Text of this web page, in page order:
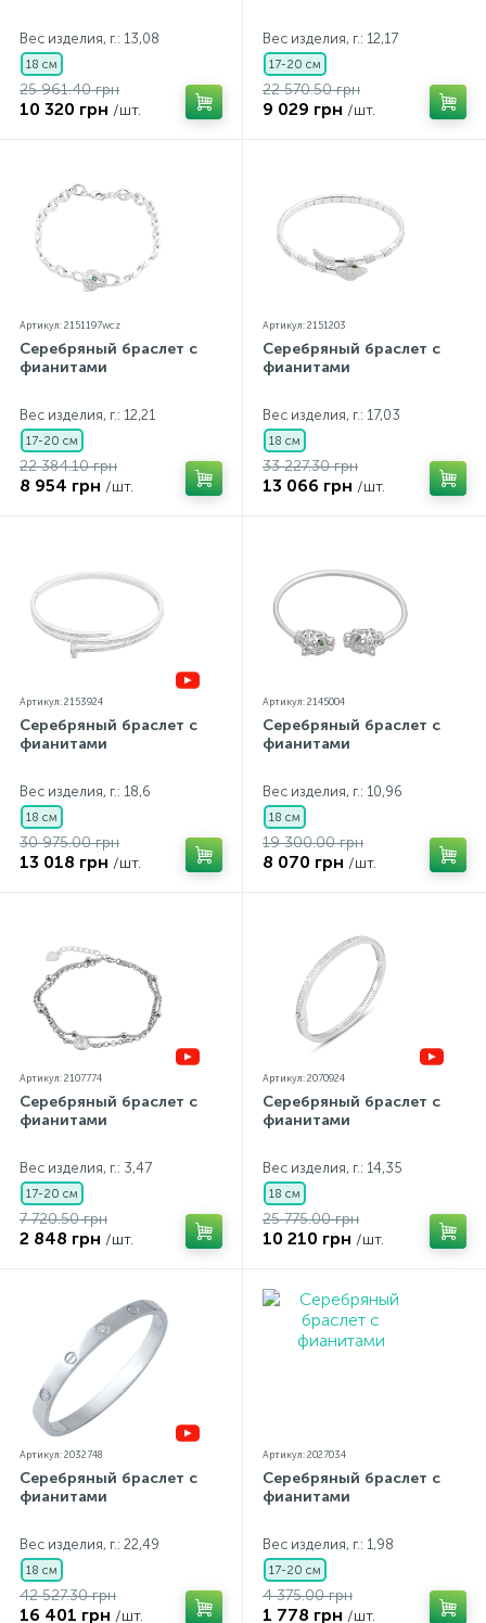
Вес изделия, г.: 13,08
18 см
25 961.40 грн
10 320 грн /шт.
Вес изделия, г.: 12,17
17-20 см
22 570.50 грн
9 029 грн /шт.
Артикул: 2151197wcz
Серебряный браслет с
фианитами
Вес изделия, г.: 12,21
17-20 см
22 384.10 грн
8 954 грн /шт.
Артикул: 2151203
Серебряный браслет с
фианитами
Вес изделия, г.: 17,03
18 см
33 227.30 грн
13 066 грн /шт.
Артикул: 2153924
Серебряный браслет с
фианитами
Вес изделия, г.: 18,6
18 см
30 975.00 грн
13 018 грн /шт.
Артикул: 2145004
Серебряный браслет с
фианитами
Вес изделия, г.: 10,96
18 см
19 300.00 грн
8 070 грн /шт.
Артикул: 2107774
Серебряный браслет с
фианитами
Вес изделия, г.: 3,47
17-20 см
7 720.50 грн
2 848 грн /шт.
Артикул: 2070924
Серебряный браслет с
фианитами
Вес изделия, г.: 14,35
18 см
25 775.00 грн
10 210 грн /шт.
Артикул: 2032748
Серебряный браслет с
фианитами
Вес изделия, г.: 22,49
18 см
42 527.30 грн
16 401 грн /шт.
Артикул: 2027034
Серебряный браслет с
фианитами
Вес изделия, г.: 1,98
17-20 см
4 375.00 грн
1 778 грн /шт.